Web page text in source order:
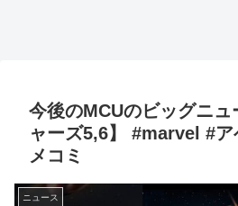
今後のMCUのビッグニ
ャーズ5,6】 #marvel #
メコミ
ニュース